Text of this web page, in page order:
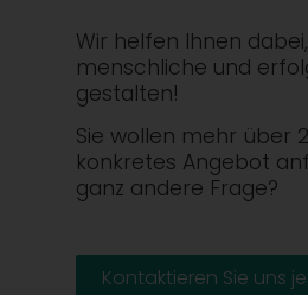
Wir helfen Ihnen
menschliche und
gestalten!
Sie wollen mehr über
konkretes Angebot
ganz andere Frage?
Kontaktieren Sie uns